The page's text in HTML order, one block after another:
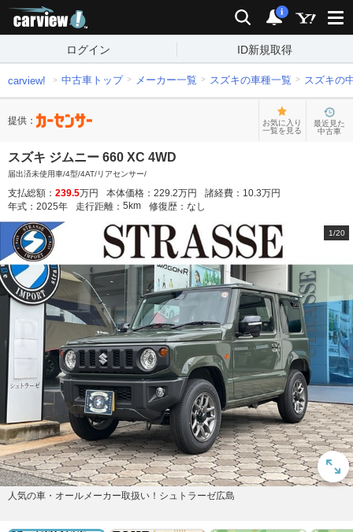
検索 通知
i
ログイン ID新規取得
carview! 中古車トップ メーカー一覧 スズキの車種一覧 スズキの
提供：
お気に入り
一覧を見る
最近見た
中古車
スズキ ジムニー 660 XC 4WD
届出済未使用車/4型/4AT/リアセンサー/
支払総額： 239.5万円 本体価格： 229.2万円 諸経費： 10.3万円
年式： 2025年 走行距離： 5 km 修復歴： なし
1/20
人気の車・オールメーカー取扱い！シュトラーゼ広島